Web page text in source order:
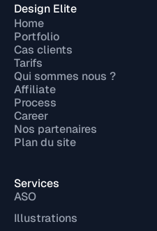
Design Elite
Home
Portfolio
Cas clients
Tarifs
Qui sommes nous ?
Affiliate
Process
Career
Nos partenaires
Plan du site
Services
ASO
Illustrations